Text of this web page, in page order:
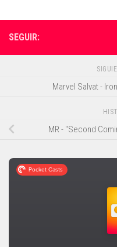
SEGUIR:
Marvel Salvat -
MR - "Second